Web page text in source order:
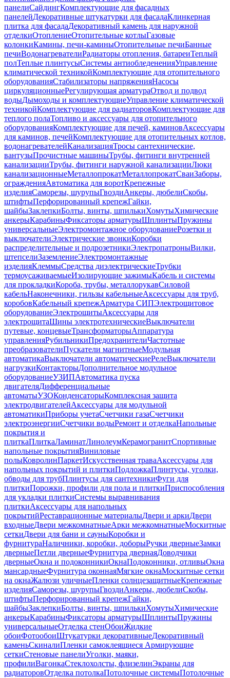
панелиСайдингКомплектующие для фасадных
панелейДекоративные штукатурки для фасадаКлинкерная
плитка для фасадаДекоративный камень для наружной
отделкиОтоплениеОтопительные котлыГазовые
колонкиКамины, печи-каминыОтопительные печиБанные
печиВодонагревателиРадиаторы отопления, батареиТеплый
полТеплые плинтусыСистемы антиобледененияУправление
климатической техникойКомплектующие для отопительного
оборудованияСтабилизаторы напряженияНасосы
циркуляционныеРегулирующая арматураОтвод и подвод
водыДымоходы и комплектующиеУправление климатической
техникойКомплектующие для радиаторовКомплектующие для
теплого полаТопливо и аксессуары для отопительного
оборудованияКомплектующие для печей, каминовАксессуары
для каминов, печейКомплектующие для отопительных котлов,
водонагревателейКанализацияТросы сантехнические,
вантузыПрочистные машиныТрубы, фитинги внутренней
канализацииТрубы, фитинги наружной канализацииЛюки
канализационныеМеталлопрокатМеталлопрокатСваиЗаборы,
огражденияАвтоматика для воротКрепежные
изделияСаморезы, шурупыГвоздиАнкеры, дюбелиСкобы,
штифтыПерфорированный крепежГайки,
шайбыЗаклепкиБолты, винты, шпилькиХомутыХимические
анкерыКарабиныФиксаторы арматурыШплинтыПружины
универсальныеЭлектромонтажное оборудованиеРозетки и
выключателиЭлектрические звонкиКоробки
распределительные и подрозетникиЭлектропатроныВилки,
штепселиЗаземлениеЭлектромонтажные
изделияКлеммыСредства диэлектрическиеТрубки
термоусаживаемыеИзолирующие зажимыКабель и системы
для прокладкиКороба, трубы, металлорукавСиловой
кабельНаконечники, гильзы кабельныеАксессуары для труб,
коробовКабельный крепежАрматура СИПЭлектрощитовое
оборудованиеЭлектрощитыАксессуары для
электрощитаШины электротехническиеВыключатели
путевые, концевыеТрансформаторыАппаратура
управленияРубильникиПредохранителиЧастотные
преобразователиПускатели магнитныеМодульная
автоматикаВыключатели автоматическиеРелеВыключатели
нагрузкиКонтакторыДополнительное модульное
оборудованиеУЗИПАвтоматика пуска
двигателяДифференциальные
автоматыУЗОКонденсаторыКомплексная защита
электродвигателейАксессуары для модульной
автоматикиПриборы учетаСчетчики газаСчетчики
электроэнергииСчетчики водыРемонт и отделкаНапольные
покрытия и
плиткаПлиткаЛаминатЛинолеумКерамогранитСпортивные
напольные покрытияВиниловые
полыКовролинПаркетИскусственная траваАксессуары для
напольных покрытий и плиткиПодложкаПлинтусы, уголки,
обводы для трубПлинтусы для сантехникиФуги для
плиткиПорожки, профили для пола и плиткиПриспособления
для укладки плиткиСистемы выравнивания
плиткиАксессуары для напольных
покрытийРеставрационные материалыДвери и аркиДвери
входныеДвери межкомнатныеАрки межкомнатныеМоскитные
сеткиДвери для бани и сауныКоробки и
фурнитураНаличники, коробки, доборыРучки дверныеЗамки
дверныеПетли дверныеФурнитура двернаяДоводчики
дверныеОкна и подоконникиОкнаПодоконники, отливыОкна
мансардныеФурнитура оконнаяМягкие окнаМоскитные сетки
на окнаЖалюзи уличныеПленки солнцезащитныеКрепежные
изделияСаморезы, шурупыГвоздиАнкеры, дюбелиСкобы,
штифтыПерфорированный крепежГайки,
шайбыЗаклепкиБолты, винты, шпилькиХомутыХимические
анкерыКарабиныФиксаторы арматурыШплинтыПружины
универсальныеОтделка стенОбоиЖидкие
обоиФотообоиШтукатурки декоративныеДекоративный
каменьСкиналиПленки самоклеящиеся Армирующие
сеткиСтеновые панелиУголки, маяки,
профилиВагонкаСтеклохолсты, флизелинЭкраны для
радиаторовОтделка потолкаПотолочные системыПотолочные